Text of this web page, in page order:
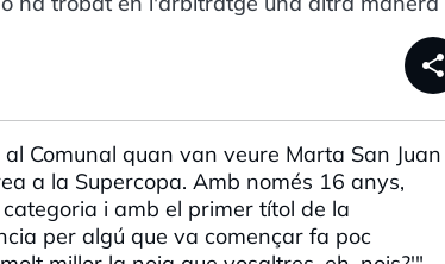
share
Comunal quan van veure Marta San Juan
a la Supercopa. Amb només 16 anys,
i amb el primer títol de la
per algú que va començar fa poc